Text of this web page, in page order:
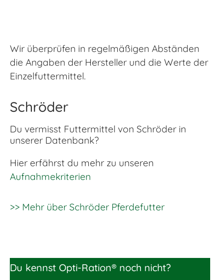
Wir überprüfen in regelmäßigen Abständen
die Angaben der Hersteller und die Werte der
Einzelfuttermittel.
Schröder
Du vermisst Futtermittel von Schröder in
unserer Datenbank?
Hier erfährst du mehr zu unseren
Aufnahmekriterien
>> Mehr über Schröder Pferdefutter
Du kennst Opti-Ration® noch nicht?